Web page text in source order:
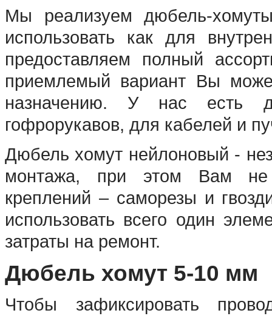
Мы реализуем дюбель-
использовать как для
предоставляем полный
приемлемый вариант Вы
назначению. У нас есть
гофрорукавов, для кабелей и
Дюбель хомут нейлоновый -
монтажа, при этом Вам не
креплений – саморезы и
использовать всего один
затраты на ремонт.
Дюбель хомут 5-10 мм
Чтобы зафиксировать